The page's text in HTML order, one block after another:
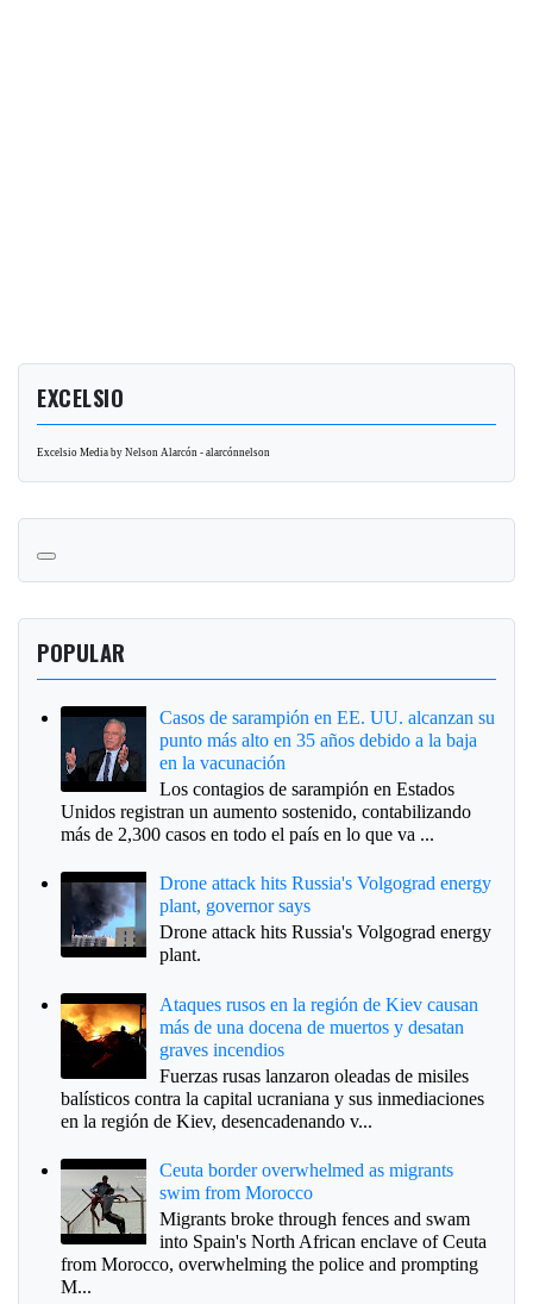
EXCELSIO
Excelsio Media by Nelson Alarcón - alarcónnelson
POPULAR
Casos de sarampión en EE. UU. alcanzan su
punto más alto en 35 años debido a la baja
en la vacunación
Los contagios de sarampión en Estados
Unidos registran un aumento sostenido, contabilizando
más de 2,300 casos en todo el país en lo que va ...
Drone attack hits Russia's Volgograd energy
plant, governor says
Drone attack hits Russia's Volgograd energy
plant.
Ataques rusos en la región de Kiev causan
más de una docena de muertos y desatan
graves incendios
Fuerzas rusas lanzaron oleadas de misiles
balísticos contra la capital ucraniana y sus inmediaciones
en la región de Kiev, desencadenando v...
Ceuta border overwhelmed as migrants
swim from Morocco
Migrants broke through fences and swam
into Spain's North African enclave of Ceuta
from Morocco, overwhelming the police and prompting
M...